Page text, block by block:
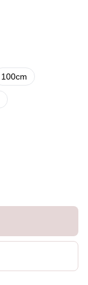
100cm